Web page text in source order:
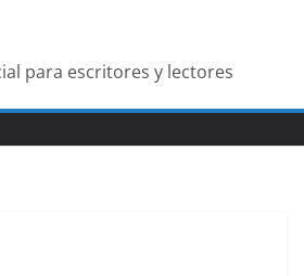
para escritores y lectores